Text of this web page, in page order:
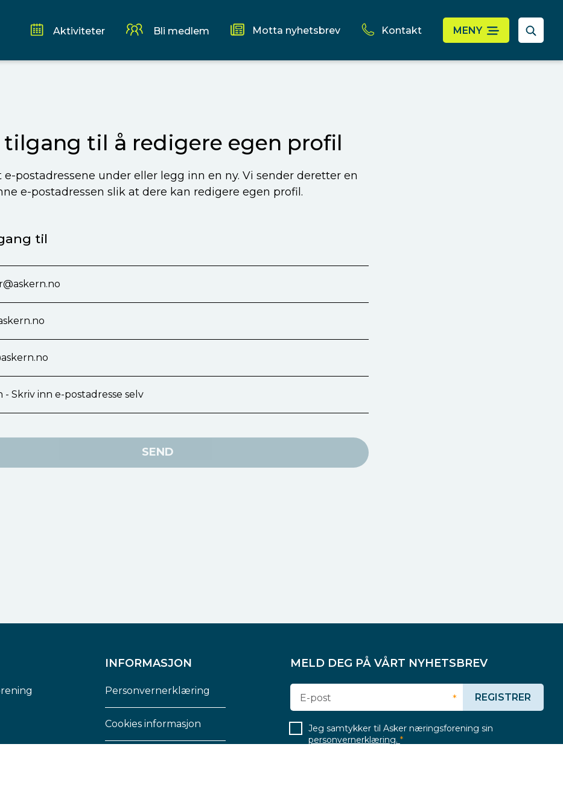
Aktiviteter Bli medlem Motta nyhetsbrev Kontakt MENY
tilgang til å redigere egen profil
e-postadressene under eller legg inn en ny. Vi sender deretter en
e-postadressen slik at dere kan redigere egen profil.
til
- Skriv inn e-postadresse selv
SEND
INFORMASJON
Personvernerklæring
Cookies informasjon
MELD DEG PÅ VÅRT NYHETSBREV
E-post * REGISTRER
Jeg samtykker til Asker næringsforening sin
personvernerklæring. *